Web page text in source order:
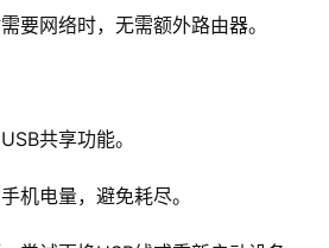
要网络时，无需额外路由器。
共享功能。
机电量，避免耗尽。